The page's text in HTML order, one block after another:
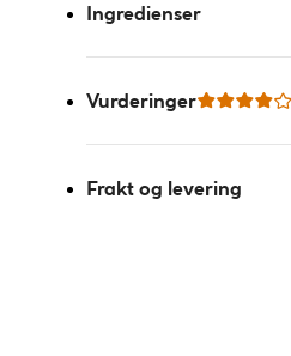
Ingredienser
Vurderinger
Frakt og levering